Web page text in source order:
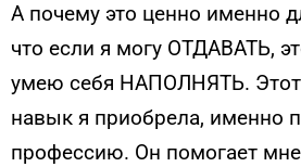
А почему это ценно именно
что если я могу ОТДАВАТЬ,
умею себя НАПОЛНЯТЬ. Этот
навык я приобрела, именно
профессию. Он помогает